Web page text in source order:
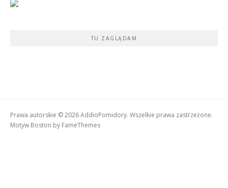
TU ZAGLĄDAM
Prawa autorskie © 2026 AddioPomidory. Wszelkie prawa zastrzeżone.
Motyw Boston by FameThemes